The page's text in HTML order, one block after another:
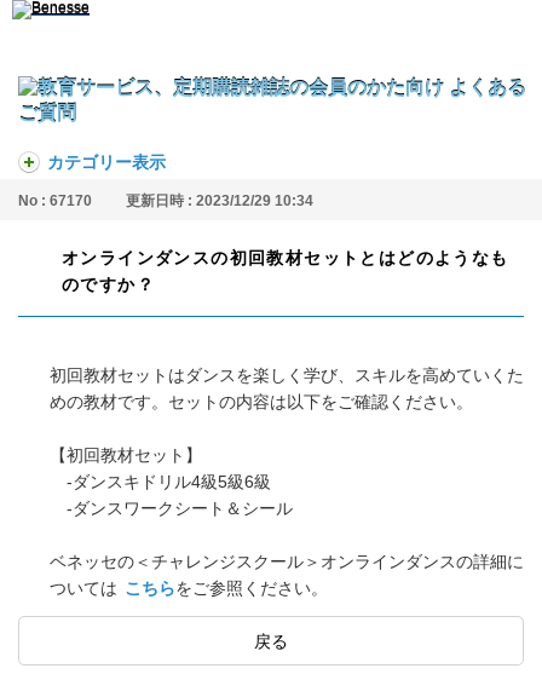
カテゴリー表示
No : 67170 更新日時 : 2023/12/29 10:34
オンラインダンスの初回教材セットとはどのようなも
のですか？
初回教材セットはダンスを楽しく学び、スキルを高めていくた
めの教材です。セットの内容は以下をご確認ください。
【初回教材セット】
-ダンスキドリル4級5級6級
-ダンスワークシート＆シール
ベネッセの＜チャレンジスクール＞オンラインダンスの詳細に
ついては こちらをご参照ください。
戻る